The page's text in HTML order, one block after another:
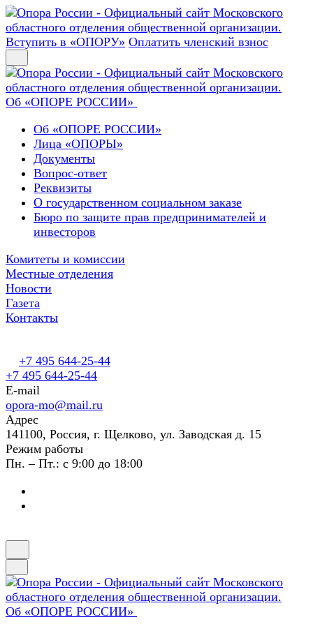
Вступить в «ОПОРУ» Оплатить членский взнос
Об «ОПОРЕ РОССИИ»
Об «ОПОРЕ РОССИИ»
Лица «ОПОРЫ»
Документы
Вопрос-ответ
Реквизиты
О государственном социальном заказе
Бюро по защите прав предпринимателей и
инвесторов
Комитеты и комиссии
Местные отделения
Новости
Газета
Контакты
+7 495 644-25-44
+7 495 644-25-44
E-mail
opora-mo@mail.ru
Адрес
141100, Россия, г. Щелково, ул. Заводская д. 15
Режим работы
Пн. – Пт.: с 9:00 до 18:00
Об «ОПОРЕ РОССИИ»